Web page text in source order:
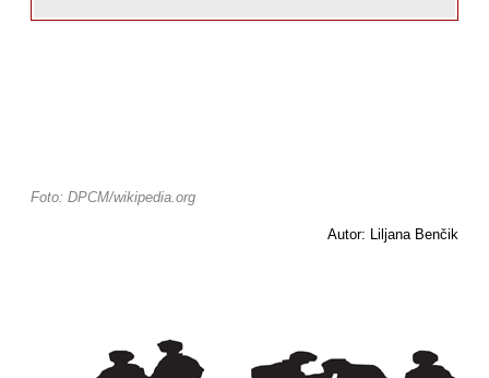
Foto: DPCM/wikipedia.org
Autor: Liljana Benčik